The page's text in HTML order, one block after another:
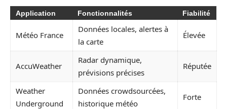
Application Fonctionnalités Fiabilité
Météo France
Données locales, alertes à
la carte
Élevée
AccuWeather
Radar dynamique,
prévisions précises
Réputée
Weather
Underground
Données crowdsourcées,
historique météo
Forte